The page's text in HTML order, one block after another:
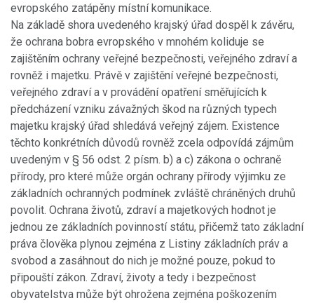
evropského zatápěny místní komunikace.
Na základě shora uvedeného krajský úřad dospěl k závěru,
že ochrana bobra evropského v mnohém koliduje se
zajištěním ochrany veřejné bezpečnosti, veřejného zdraví a
rovněž i majetku. Právě v zajištění veřejné bezpečnosti,
veřejného zdraví a v provádění opatření směřujících k
předcházení vzniku závažných škod na různých typech
majetku krajský úřad shledává veřejný zájem. Existence
těchto konkrétních důvodů rovněž zcela odpovídá zájmům
uvedeným v § 56 odst. 2 písm. b) a c) zákona o ochraně
přírody, pro které může orgán ochrany přírody výjimku ze
základních ochranných podmínek zvláště chráněných druhů
povolit. Ochrana životů, zdraví a majetkových hodnot je
jednou ze základních povinností státu, přičemž tato základní
práva člověka plynou zejména z Listiny základních práv a
svobod a zasáhnout do nich je možné pouze, pokud to
připouští zákon. Zdraví, životy a tedy i bezpečnost
obyvatelstva může být ohrožena zejména poškozením